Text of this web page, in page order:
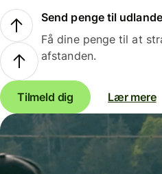
Send penge til
Få dine penge til at
afstanden.
Tilmeld dig Lær mere